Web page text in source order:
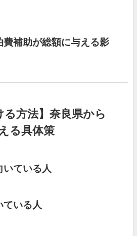
費補助が総額に与える影
る方法】奈良県から
る具体策
ている人
ている人